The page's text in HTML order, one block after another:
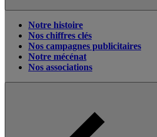
Notre histoire
Nos chiffres clés
Nos campagnes publicitaires
Notre mécénat
Nos associations